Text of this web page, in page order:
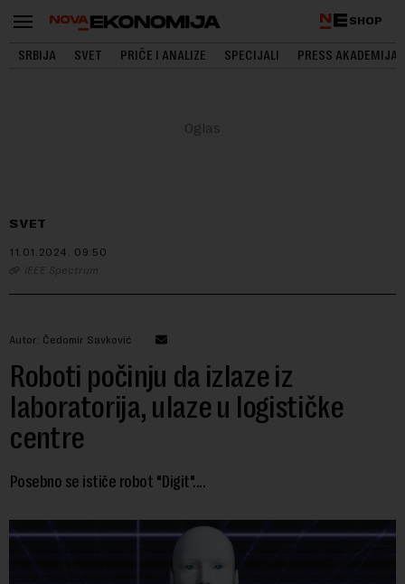
SHOP
SRBIJA SVET PRIČE I ANALIZE SPECIJALI PRESS AKADEMIJA
SVET
11.01.2024. 09:50
IEEE Spectrum
Autor: Čedomir Savković
Roboti počinju da izlaze iz
laboratorija, ulaze u logističke
centre
Posebno se ističe robot "Digit"....